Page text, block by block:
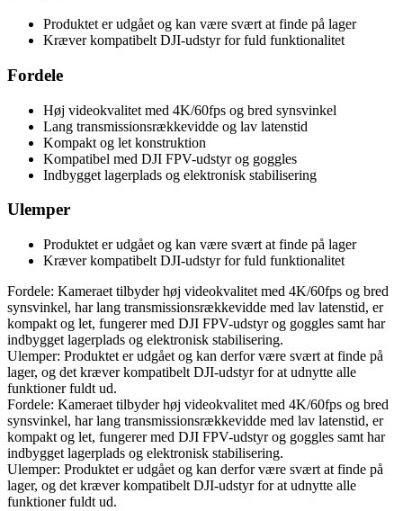
Produktet er udgået og kan være svært at finde på lager
Kræver kompatibelt DJI-udstyr for fuld funktionalitet
Fordele
Høj videokvalitet med 4K/60fps og bred synsvinkel
Lang transmissionsrækkevidde og lav latenstid
Kompakt og let konstruktion
Kompatibel med DJI FPV-udstyr og goggles
Indbygget lagerplads og elektronisk stabilisering
Ulemper
Produktet er udgået og kan være svært at finde på lager
Kræver kompatibelt DJI-udstyr for fuld funktionalitet
Fordele: Kameraet tilbyder høj videokvalitet med 4K/60fps og bred
synsvinkel, har lang transmissionsrækkevidde med lav latenstid, er
kompakt og let, fungerer med DJI FPV-udstyr og goggles samt har
indbygget lagerplads og elektronisk stabilisering.
Ulemper: Produktet er udgået og kan derfor være svært at finde på
lager, og det kræver kompatibelt DJI-udstyr for at udnytte alle
funktioner fuldt ud.
Fordele: Kameraet tilbyder høj videokvalitet med 4K/60fps og bred
synsvinkel, har lang transmissionsrækkevidde med lav latenstid, er
kompakt og let, fungerer med DJI FPV-udstyr og goggles samt har
indbygget lagerplads og elektronisk stabilisering.
Ulemper: Produktet er udgået og kan derfor være svært at finde på
lager, og det kræver kompatibelt DJI-udstyr for at udnytte alle
funktioner fuldt ud.